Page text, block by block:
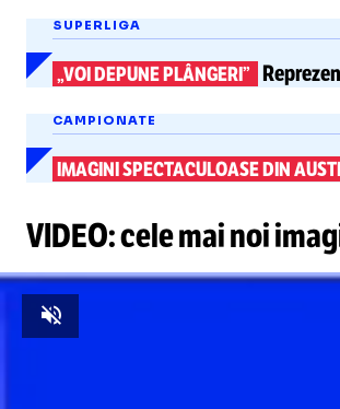
SUPERLIGA
„VOI DEPUNE PLÂNGERI”
CAMPIONATE
IMAGINI SPECTACULOASE DIN
VIDEO: cele mai noi
Unmute